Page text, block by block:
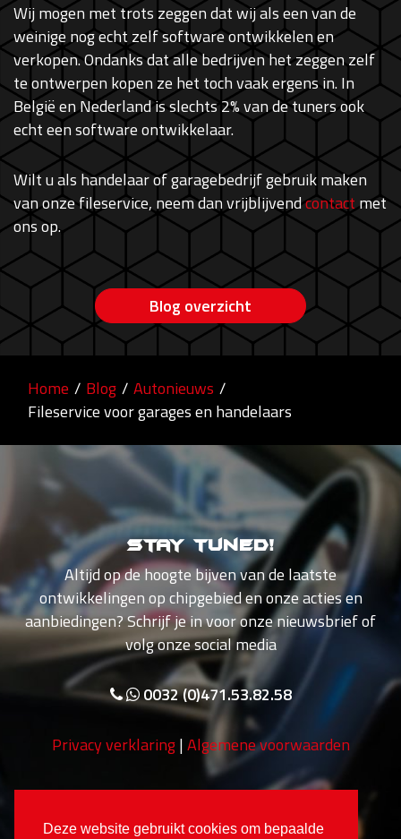
Deze website gebruikt cookies om bepaalde
Wij mogen met trots zeggen dat wij als een van de
weinige nog echt zelf software ontwikkelen en
verkopen. Ondanks dat alle bedrijven het zeggen zelf
te ontwerpen kopen ze het toch vaak ergens in. In
België en Nederland is slechts 2% van de tuners ook
echt een software ontwikkelaar.
Wilt u als handelaar of garagebedrijf gebruik maken
van onze fileservice, neem dan vrijblijvendcontactmet
ons op.
Blog overzicht
Home / Blog / Autonieuws /
Fileservice voor garages en handelaars
Stay tuned!
Altijd op de hoogte bijven van de laatste
ontwikkelingen op chipgebied en onze acties en
aanbiedingen? Schrijf je in voor onze nieuwsbrief of
volg onze social media
0032 (0)471.53.82.58
Privacy verklaring|Algemene voorwaarden